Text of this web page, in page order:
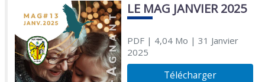
LE MAG JANVIER 2025
PDF| 4,04 Mo | 31 Janvier
2025
Télécharger